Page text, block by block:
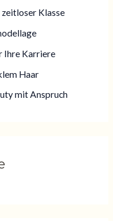
Klasse
Ihre Karriere
Haar
mit Anspruch